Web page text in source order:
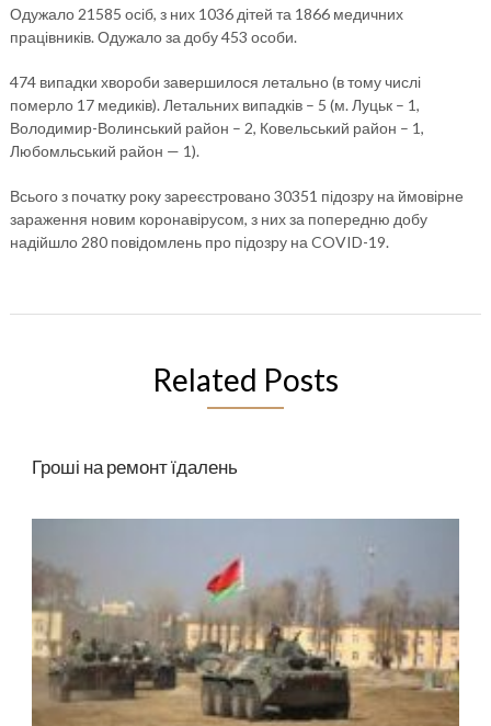
Одужало 21585 осіб, з них 1036 дітей та 1866 медичних
працівників. Одужало за добу 453 особи.
474 випадки хвороби завершилося летально (в тому числі
померло 17 медиків). Летальних випадків – 5 (м. Луцьк – 1,
Володимир-Волинський район – 2, Ковельський район – 1,
Любомльський район — 1).
Всього з початку року зареєстровано30351 підозру на ймовірне
зараження новим коронавірусом, з них за попередню добу
надійшло 280 повідомлень про підозру на COVID-19.
Related Posts
Гроші на ремонт їдалень